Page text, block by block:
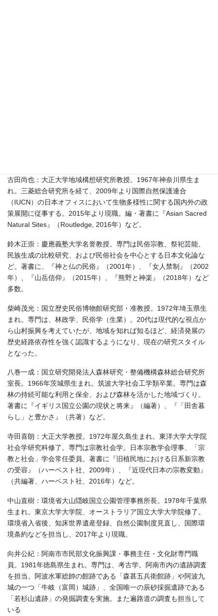
古田尚也：大正大学地域構想研究所教授。1967年神奈川県生ま
れ。三菱総合研究所を経て、2009年より国際自然保護連合
（IUCN）の日本オフィスにおいて生物多様性に関する国内外の政
策展開に従事する。2015年より現職。編・著書に『Asian Sacred
Natural Sites』（Routledge, 2016年）など。
鈴木正崇：慶應義塾大学名誉教授。専門は民俗宗教、祭祀芸能、
民族生成の比較研究、および民俗社会を中心とする日本文化論な
ど。著書に、『神と仏の民俗』（2001年）、『女人禁制』（2002
年）、『山岳信仰』（2015年）、『熊野と神楽』（2018年）など
多数。
柴崎茂光：国立歴史民俗博物館研究部・准教授。1972年埼玉県生
まれ。専門は、林政学、民俗学（生業）。20代は現代的な視点か
ら山村振興を考えていたが、地域を知れば知るほど、経済発展の
歴史経路依存性を強く認識するようになり、現在の研究スタイル
となった。
八巻一成：国立研究開発法人森林研究・整備機構森林総合研究所
室長。1966年茨城県生まれ。筑波大学社会工学類卒業。専門は森
林の持続可能な利用と保全、および森林を活かした地域づくり。
著書に『イギリス国立公園の現状と将来』（編著）、『「田舎暮
らし」と豊かさ』（共著）など。
寺田喜朗：大正大学教授。1972年屋久島生まれ。東洋大学大学院
社会学研究科修了。専門は宗教社会学。日本宗教学会理事、「宗
教と社会」学会常任委員。著書に『旧植民地における日系新宗教
の受容』（ハーベスト社、2009年）、『近現代日本の宗教変動』
（共編著、ハーベスト社、2016年）など。
中山直樹：環境省大山隠岐国立公園管理事務所長。1978年千葉県
生まれ。東京大学大学院、オーストラリア国立大学大学院修了。
環境省入省後、知床世界遺産登録、自然公園制度見直し、国際環
境条約などを担当し、2017年より現職。
向井公紀：阿南市市民部文化振興課・事務主任・文化財専門職
員。1981年徳島県生まれ。専門は、考古学。阿南市内の遺跡調査
を担当。阿波水軍総帥の館跡である「森甚五兵衛館跡」や阿波九
城の一つ「牛岐（富岡）城跡」、全国唯一の辰砂採掘遺跡である
「若杉山遺跡」の発掘調査を実施。また遍路道の調査も担当して
いる